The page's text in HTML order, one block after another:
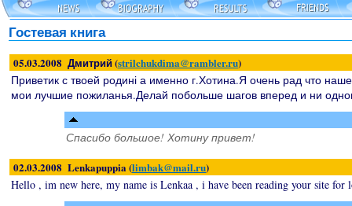
Гостевая книга
05.03.2008 Дмитрий (strilchukdima@rambler.ru)
Приветик с твоей родині а именно г.Хотина.Я очень рад что
мои лучшие пожиланья.Делай побольше шагов вперед и ни
Спасибо большое! Хотину привет!
02.03.2008 Lenkapuppia (limbak@mail.ru)
Hello , im new here, my name is Lenkaa , i have been reading your site